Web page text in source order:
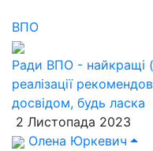
ВПО
Ради ВПО - найкращі
реалізації
досвідом, будь ласка
2 Листопада 2023
Олена Юркевич